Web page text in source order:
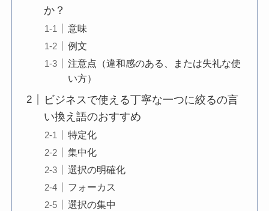
か？
意味
例文
注意点（違和感のある、または失礼な使
い方）
ビジネスで使える丁寧な一つに絞るの言
い換え語のおすすめ
特定化
集中化
選択の明確化
フォーカス
選択の集中